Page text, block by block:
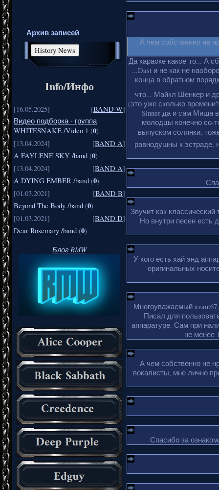
Архив записей
Info/Инфо
[16.05.2025] [BAND W]
Видео подборка - группа
WHITESNAKE /Video 1 (0)
[13.04.2024]
[BAND A]
A FAYLENE SKY /band (0)
[13.04.2024]
[BAND A]
A DYING EMBER /band (0)
[01.03.2021]
[BAND B]
Beyond The Body /band (0)
[01.03.2021]
[BAND D]
Dear Rosemary /band (0)
Блог RMW
А чем собственно не
Да караоке какое-то... А
...Dast и не как не
конца в обратном
что... Майкл Шенкер и
(это уже сколько
Sinner да и сам Миша
молодцы конечно со-
выпуском солянки,
равнодушны к эстраде,
Звучит как
Но внутри песен есть
У кого есть хай энд
оригинальных
Многоуважаемый
Писал для
аппаратуре. Сам при
не менее
А чем собственно не
вокалисты, мне лично
Спасибо за